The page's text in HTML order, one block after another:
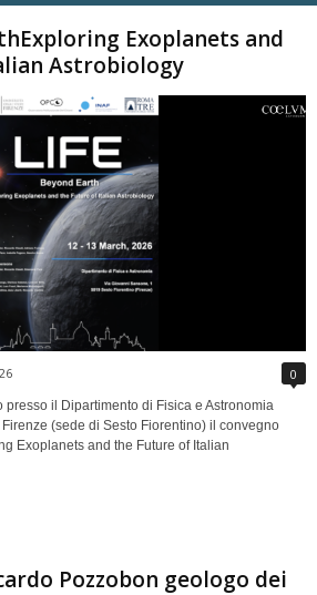
Exoplanets and
Astrobiology
0
presso il Dipartimento di Fisica e Astronomia
(sede di Sesto Fiorentino) il convegno
Exoplanets and the Future of Italian
Pozzobon geologo dei